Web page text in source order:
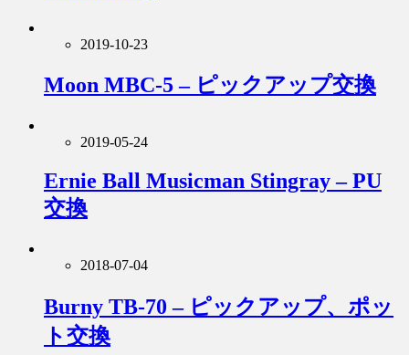
2019-10-23
Moon MBC-5 – ピックアップ交換
2019-05-24
Ernie Ball Musicman Stingray – PU
交換
2018-07-04
Burny TB-70 – ピックアップ、ポッ
ト交換